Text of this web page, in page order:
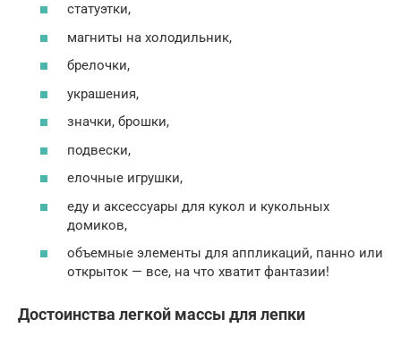
статуэтки,
магниты на холодильник,
брелочки,
украшения,
значки, брошки,
подвески,
елочные игрушки,
еду и аксессуары для кукол и кукольных
домиков,
объемные элементы для аппликаций, панно или
открыток — все, на что хватит фантазии!
Достоинства легкой массы для лепки